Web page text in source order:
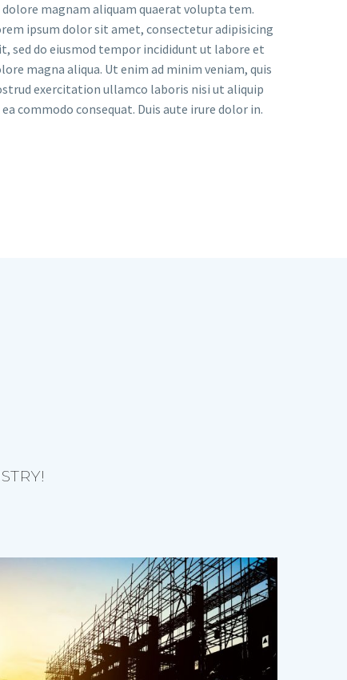
magnam aliquam quaerat volupta tem.
ipsum dolor sit amet, consectetur adipisicing
sed do eiusmod tempor incididunt ut labore et
magna aliqua. Ut enim ad minim veniam, quis
exercitation ullamco laboris nisi ut aliquip
ea commodo consequat. Duis aute irure dolor in.